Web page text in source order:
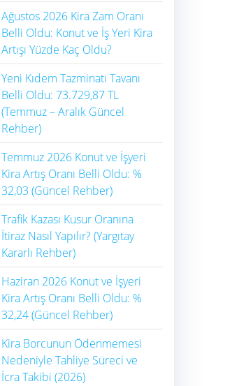
Ağustos 2026 Kira Zam Oranı
Belli Oldu: Konut ve İş Yeri Kira
Artışı Yüzde Kaç Oldu?
Yeni Kıdem Tazminatı Tavanı
Belli Oldu: 73.729,87 TL
(Temmuz – Aralık Güncel
Rehber)
Temmuz 2026 Konut ve İşyeri
Kira Artış Oranı Belli Oldu: %
32,03 (Güncel Rehber)
Trafik Kazası Kusur Oranına
İtiraz Nasıl Yapılır? (Yargıtay
Kararlı Rehber)
Haziran 2026 Konut ve İşyeri
Kira Artış Oranı Belli Oldu: %
32,24 (Güncel Rehber)
Kira Borcunun Ödenmemesi
Nedeniyle Tahliye Süreci ve
İcra Takibi (2026)